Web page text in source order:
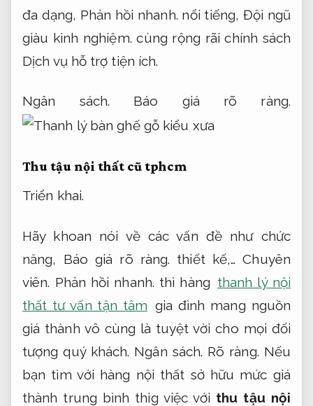
đa dạng, Phản hồi nhanh. nổi tiếng, Đội ngũ
giàu kinh nghiệm. cùng rộng rãi chính sách
Dịch vụ hỗ trợ tiện ích.
Ngân sách. Báo giá rõ ràng.
Thu tậu nội thất cũ tphcm
Triển khai.
Hãy khoan nói về các vấn đề như chức
năng, Báo giá rõ ràng. thiết kế,…Chuyên
viên. Phản hồi nhanh. thì hàng thanh lý nội
thất tư vấn tận tâm gia đình mang nguồn
giá thành vô cùng là tuyệt vời cho mọi đối
tượng quý khách. Ngân sách. Rõ ràng. Nếu
bạn tìm với hàng nội thất sở hữu mức giá
thành trung bình thig việc với thu tậu nội